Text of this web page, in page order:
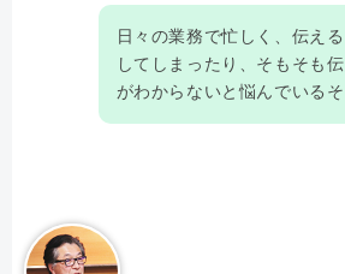
日々の業務で忙しく、伝え
してしまったり、そもそも
がわからないと悩んでいるそ